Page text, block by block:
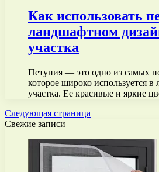
Как использовать
ландшафтном
участка
Петуния — это одно из самых
которое широко используется
участка. Ее красивые и яркие
Следующая страница
Свежие записи